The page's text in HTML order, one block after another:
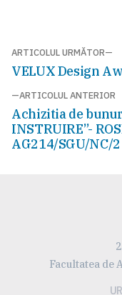
Navigare
articole
ARTICOLUL ANTERIOR
Articolul
anterior:
Achizitia de
INSTRUIRE”-
AG214/SGU/NC/2
ARTICOLUL URMĂTOR
Articolul
VELUX Design
Facultatea de